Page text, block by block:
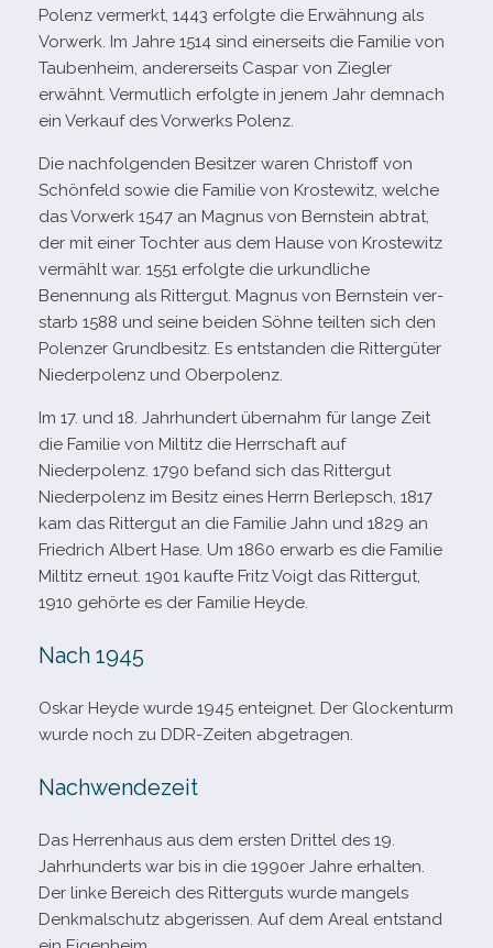
Polenz ver­merkt, 1443 erfolgte die Erwähnung als
Vorwerk. Im Jahre 1514 sind einer­seits die Familie von
Taubenheim, ande­rer­seits Caspar von Ziegler
erwähnt. Vermutlich erfolgte in jenem Jahr dem­nach
ein Verkauf des Vorwerks Polenz.
Die nach­fol­gen­den Besitzer waren Christoff von
Schönfeld sowie die Familie von Krostewitz, wel­che
das Vorwerk 1547 an Magnus von Bernstein abtrat,
der mit einer Tochter aus dem Hause von Krostewitz
ver­mählt war. 1551 erfolgte die urkund­li­che
Benennung als Rittergut. Magnus von Bernstein ver­
starb 1588 und seine bei­den Söhne teil­ten sich den
Polenzer Grundbesitz. Es ent­stan­den die Rittergüter
Niederpolenz und Oberpolenz.
Im 17. und 18. Jahrhundert über­nahm für lange Zeit
die Familie von Miltitz die Herrschaft auf
Niederpolenz. 1790 befand sich das Rittergut
Niederpolenz im Besitz eines Herrn Berlepsch, 1817
kam das Rittergut an die Familie Jahn und 1829 an
Friedrich Albert Hase. Um 1860 erwarb es die Familie
Miltitz erneut. 1901 kaufte Fritz Voigt das Rittergut,
1910 gehörte es der Familie Heyde.
Nach 1945
Oskar Heyde wurde 1945 ent­eig­net. Der Glockenturm
wurde noch zu DDR-​Zeiten abgetragen.
Nachwendezeit
Das Herrenhaus aus dem ers­ten Drittel des 19.
Jahrhunderts war bis in die 1990er Jahre erhal­ten.
Der linke Bereich des Ritterguts wurde man­gels
Denkmalschutz abge­ris­sen. Auf dem Areal ent­stand